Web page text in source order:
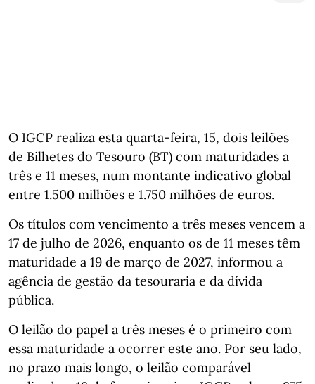
O IGCP realiza esta quarta-feira, 15, dois leilões
de Bilhetes do Tesouro (BT) com maturidades a
três e 11 meses, num montante indicativo global
entre 1.500 milhões e 1.750 milhões de euros.
Os títulos com vencimento a três meses vencem a
17 de julho de 2026, enquanto os de 11 meses têm
maturidade a 19 de março de 2027, informou a
agência de gestão da tesouraria e da dívida
pública.
O leilão do papel a três meses é o primeiro com
essa maturidade a ocorrer este ano. Por seu lado,
no prazo mais longo, o leilão comparável